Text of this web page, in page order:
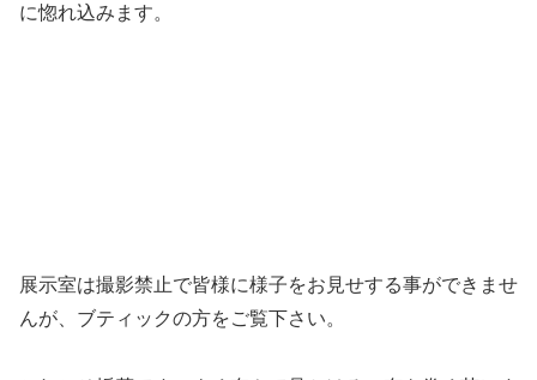
に惚れ込みます。
展示室は撮影禁止で皆様に様子をお見せする事ができませ
んが、ブティックの方をご覧下さい。